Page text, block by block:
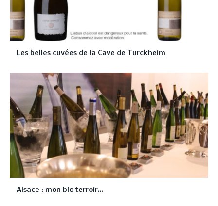
Les belles cuvées de la Cave de Turckheim
Alsace : mon bio terroir…